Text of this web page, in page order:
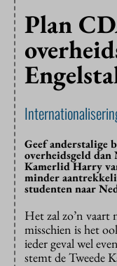
Plan
Geef anderstalige
overheidsgeld
Kamerlid Harry
minder
studenten naar
Het zal zo’n vaart
misschien is het
ieder geval wel
stemt de Tweede